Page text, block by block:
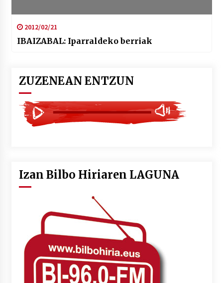
2012/02/21
IBAIZABAL: Iparraldeko berriak
ZUZENEAN ENTZUN
Izan Bilbo Hiriaren LAGUNA